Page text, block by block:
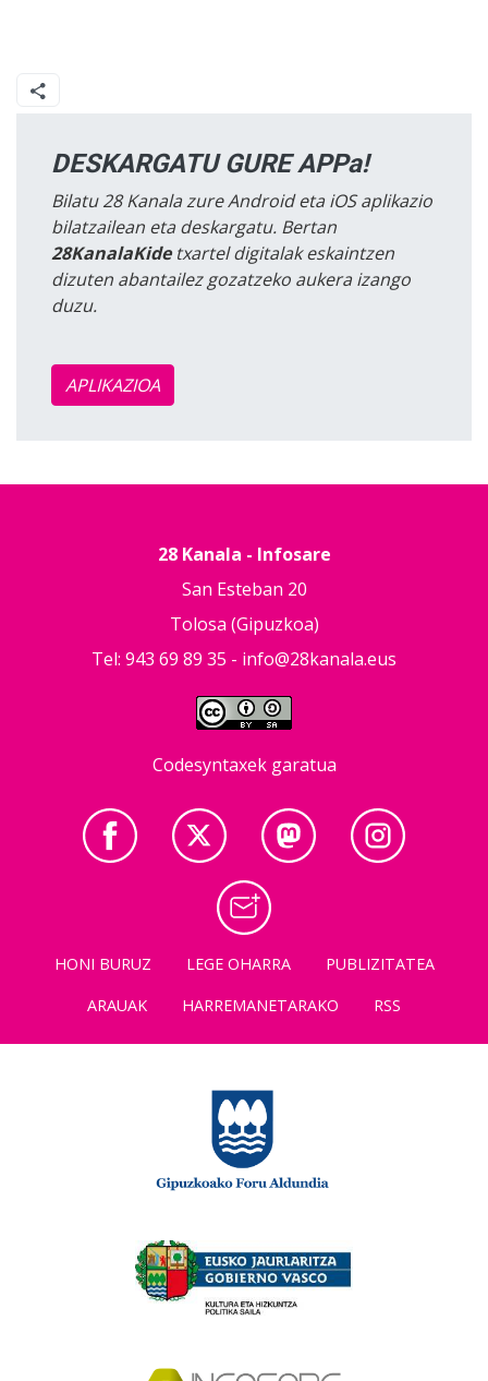
DESKARGATU GURE APPa!
Bilatu 28 Kanala zure Android eta iOS aplikazio
bilatzailean eta deskargatu. Bertan
28KanalaKidetxartel digitalak eskaintzen
dizuten abantailez gozatzeko aukera izango
duzu.
APLIKAZIOA
28 Kanala - Infosare
San Esteban 20
Tolosa (Gipuzkoa)
Tel: 943 69 89 35 - info@28kanala.eus
Codesyntaxek garatua
HONI BURUZ LEGE OHARRA
PUBLIZITATEA
ARAUAK
HARREMANETARAKO RSS